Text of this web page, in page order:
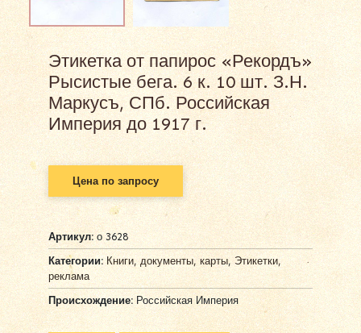
Этикетка от папирос «Рекордъ»
Рысистые бега. 6 к. 10 шт. З.Н.
Маркусъ, СПб. Российская
Империя до 1917 г.
Цена по запросу
Артикул:о 3628
Категории: Книги, документы, карты,Этикетки,
реклама
Происхождение:Российская Империя